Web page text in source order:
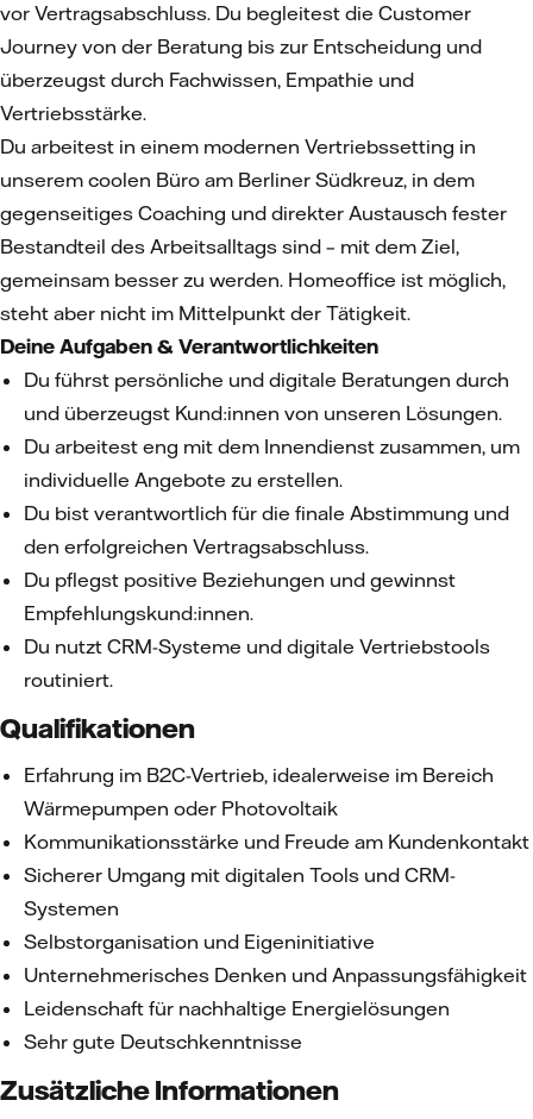
vor Vertragsabschluss. Du begleitest die Customer
Journey von der Beratung bis zur Entscheidung und
überzeugst durch Fachwissen, Empathie und
Vertriebsstärke.
Du arbeitest in einem modernen Vertriebssetting in
unserem coolen Büro am Berliner Südkreuz, in dem
gegenseitiges Coaching und direkter Austausch fester
Bestandteil des Arbeitsalltags sind – mit dem Ziel,
gemeinsam besser zu werden. Homeoffice ist möglich,
steht aber nicht im Mittelpunkt der Tätigkeit.
Deine Aufgaben & Verantwortlichkeiten
Du führst persönliche und digitale Beratungen durch
und überzeugst Kund:innen von unseren Lösungen.
Du arbeitest eng mit dem Innendienst zusammen, um
individuelle Angebote zu erstellen.
Du bist verantwortlich für die finale Abstimmung und
den erfolgreichen Vertragsabschluss.
Du pflegst positive Beziehungen und gewinnst
Empfehlungskund:innen.
Du nutzt CRM-Systeme und digitale Vertriebstools
routiniert.
Qualifikationen
Erfahrung im B2C-Vertrieb, idealerweise im Bereich
Wärmepumpen oder Photovoltaik
Kommunikationsstärke und Freude am Kundenkontakt
Sicherer Umgang mit digitalen Tools und CRM-
Systemen
Selbstorganisation und Eigeninitiative
Unternehmerisches Denken und Anpassungsfähigkeit
Leidenschaft für nachhaltige Energielösungen
Sehr gute Deutschkenntnisse
Zusätzliche Informationen